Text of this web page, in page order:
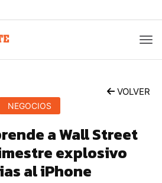
VOLVER
NEGOCIOS
a Wall Street
explosivo
al iPhone